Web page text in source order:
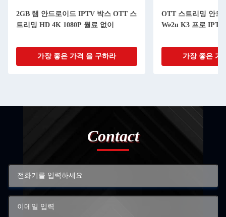
2GB 램 안드로이드 IPTV 박스 OTT 스
트리밍 HD 4K 1080P 월료 없이
가장 좋은 가격 을 구하라
OTT 스트리밍 안드
We2u K3 프로
가장 좋은 가
Contact